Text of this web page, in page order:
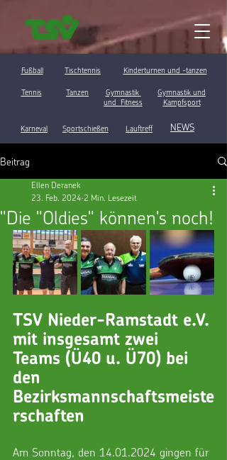
Fußball Tischtennis Kinderturnen und -tanzen
Tennis Tanzen
Gymnastik
und Fitness
Gymnastik und
Kampfsport
Karneval Sportschießen Lauftreff NEWS
Beitrag
"Die "Oldies" können's noch!
Ellen Deranek
23. Feb. 2024 2 Min. Lesezeit
TSV Nieder-Ramstadt e.V.
mit insgesamt zwei
Teams (Ü40 u. Ü70) bei
den
Bezirksmannschaftsmeiste
rschaften
Am Sonntag, den 14.01.2024 gingen für